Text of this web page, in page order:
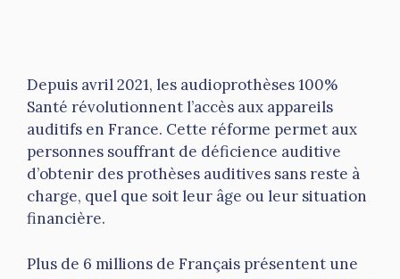
Depuis avril 2021, les audioprothèses 100%
Santé révolutionnent l’accès aux appareils
auditifs en France. Cette réforme permet aux
personnes souffrant de déficience auditive
d’obtenir des prothèses auditives sans reste à
charge, quel que soit leur âge ou leur situation
financière.
Plus de 6 millions de Français présentent une